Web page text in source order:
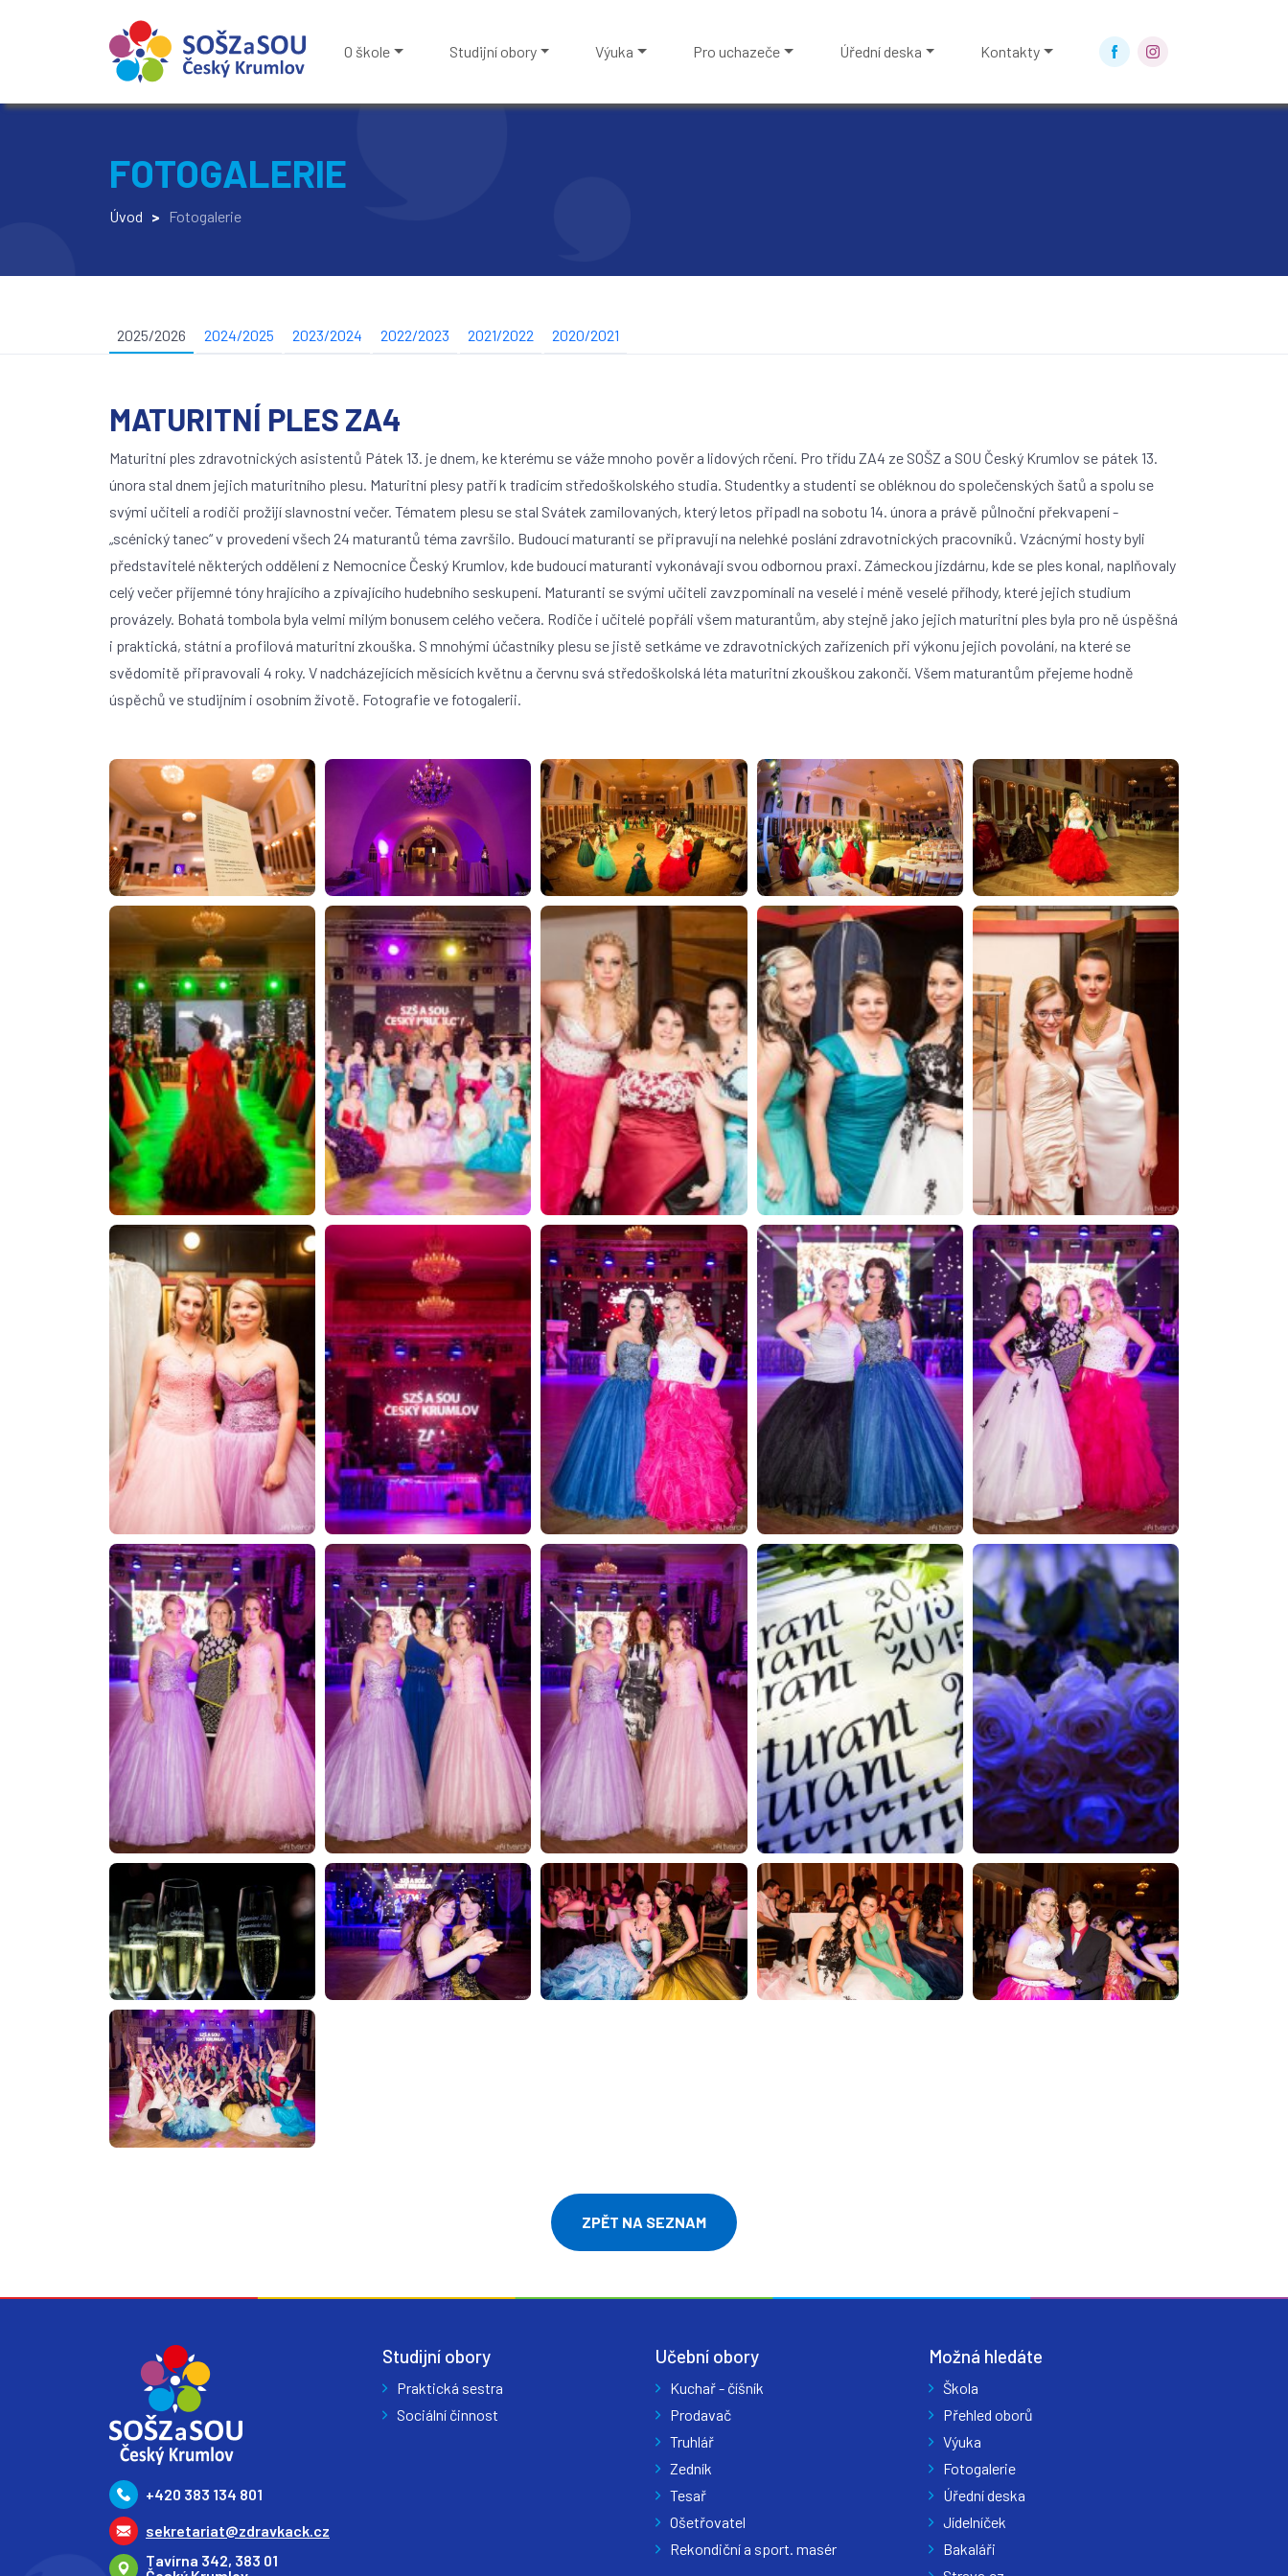
O škole Studijní obory Výuka Pro uchazeče Úřední deska Kontakty
FOTOGALERIE
Úvod > Fotogalerie
2025/2026 2024/2025 2023/2024 2022/2023 2021/2022 2020/2021
MATURITNÍ PLES ZA4
Maturitní ples zdravotnických asistentů Pátek 13. je dnem, ke kterému se váže mnoho pověr a lidových rčení. Pro třídu ZA4 ze SOŠZ a SOU Český Krumlov se pátek 13.
února stal dnem jejich maturitního plesu. Maturitní plesy patří k tradicím středoškolského studia. Studentky a studenti se obléknou do společenských šatů a spolu se
svými učiteli a rodiči prožijí slavnostní večer. Tématem plesu se stal Svátek zamilovaných, který letos připadl na sobotu 14. února a právě půlnoční překvapení -
„scénický tanec“ v provedení všech 24 maturantů téma završilo. Budoucí maturanti se připravují na nelehké poslání zdravotnických pracovníků. Vzácnými hosty byli
představitelé některých oddělení z Nemocnice Český Krumlov, kde budoucí maturanti vykonávají svou odbornou praxi. Zámeckou jízdárnu, kde se ples konal, naplňovaly
celý večer příjemné tóny hrajícího a zpívajícího hudebního seskupení. Maturanti se svými učiteli zavzpomínali na veselé i méně veselé příhody, které jejich studium
provázely. Bohatá tombola byla velmi milým bonusem celého večera. Rodiče i učitelé popřáli všem maturantům, aby stejně jako jejich maturitní ples byla pro ně úspěšná
i praktická, státní a profilová maturitní zkouška. S mnohými účastníky plesu se jistě setkáme ve zdravotnických zařízeních při výkonu jejich povolání, na které se
svědomitě připravovali 4 roky. V nadcházejících měsících květnu a červnu svá středoškolská léta maturitní zkouškou zakončí. Všem maturantům přejeme hodně
úspěchů ve studijním i osobním životě. Fotografie ve fotogalerii.
ZPĚT NA SEZNAM
+420 383 134 801
sekretariat@zdravkack.cz
Tavírna 342, 383 01
Studijní obory
Praktická sestra
Sociální činnost
Učební obory
Kuchař - číšník
Prodavač
Truhlář
Zedník
Tesař
Ošetřovatel
Rekondiční a sport. masér
Možná hledáte
Škola
Přehled oborů
Výuka
Fotogalerie
Úřední deska
Jídelníček
Bakaláři